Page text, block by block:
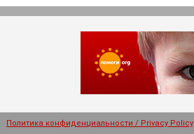
Политика конфиденциальности / Privacy Policy